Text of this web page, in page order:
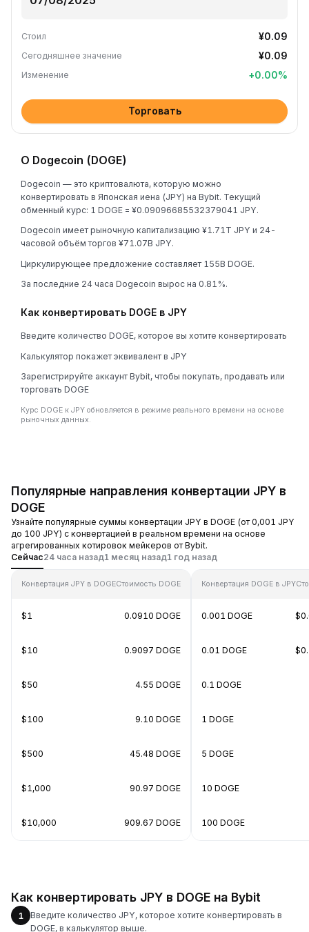
Стоил ¥0.09
Сегодняшнее значение ¥0.09
Изменение +0.00%
Торговать
О Dogecoin (DOGE)
Dogecoin — это криптовалюта, которую можно
конвертировать в Японская иена (JPY) на Bybit. Текущий
обменный курс: 1 DOGE = ¥0.09096685532379041 JPY.
Dogecoin имеет рыночную капитализацию ¥1.71T JPY и 24-
часовой объём торгов ¥71.07B JPY.
Циркулирующее предложение составляет 155B DOGE.
За последние 24 часа Dogecoin вырос на 0.81%.
Как конвертировать DOGE в JPY
Введите количество DOGE, которое вы хотите конвертировать
Калькулятор покажет эквивалент в JPY
Зарегистрируйте аккаунт Bybit, чтобы покупать, продавать или
торговать DOGE
Курс DOGE к JPY обновляется в режиме реального времени на основе
рыночных данных.
Популярные направления конвертации JPY в
DOGE
Узнайте популярные суммы конвертации JPY в DOGE (от 0,001 JPY
до 100 JPY) с конвертацией в реальном времени на основе
агрегированных котировок мейкеров от Bybit.
Сейчас24 часа назад1 месяц назад1 год назад
Конвертация JPY в DOGEСтоимость DOGE
$1 0.0910 DOGE
$10 0.9097 DOGE
$50 4.55 DOGE
$100 9.10 DOGE
$500 45.48 DOGE
$1,000 90.97 DOGE
$10,000 909.67 DOGE
Конвертация DOGE в JPY
0.001 DOGE
0.01 DOGE
0.1 DOGE
1 DOGE
5 DOGE
10 DOGE
100 DOGE
Как конвертировать JPY в DOGE на Bybit
1
Введите количество JPY, которое хотите конвертировать в
DOGE, в калькулятор выше.